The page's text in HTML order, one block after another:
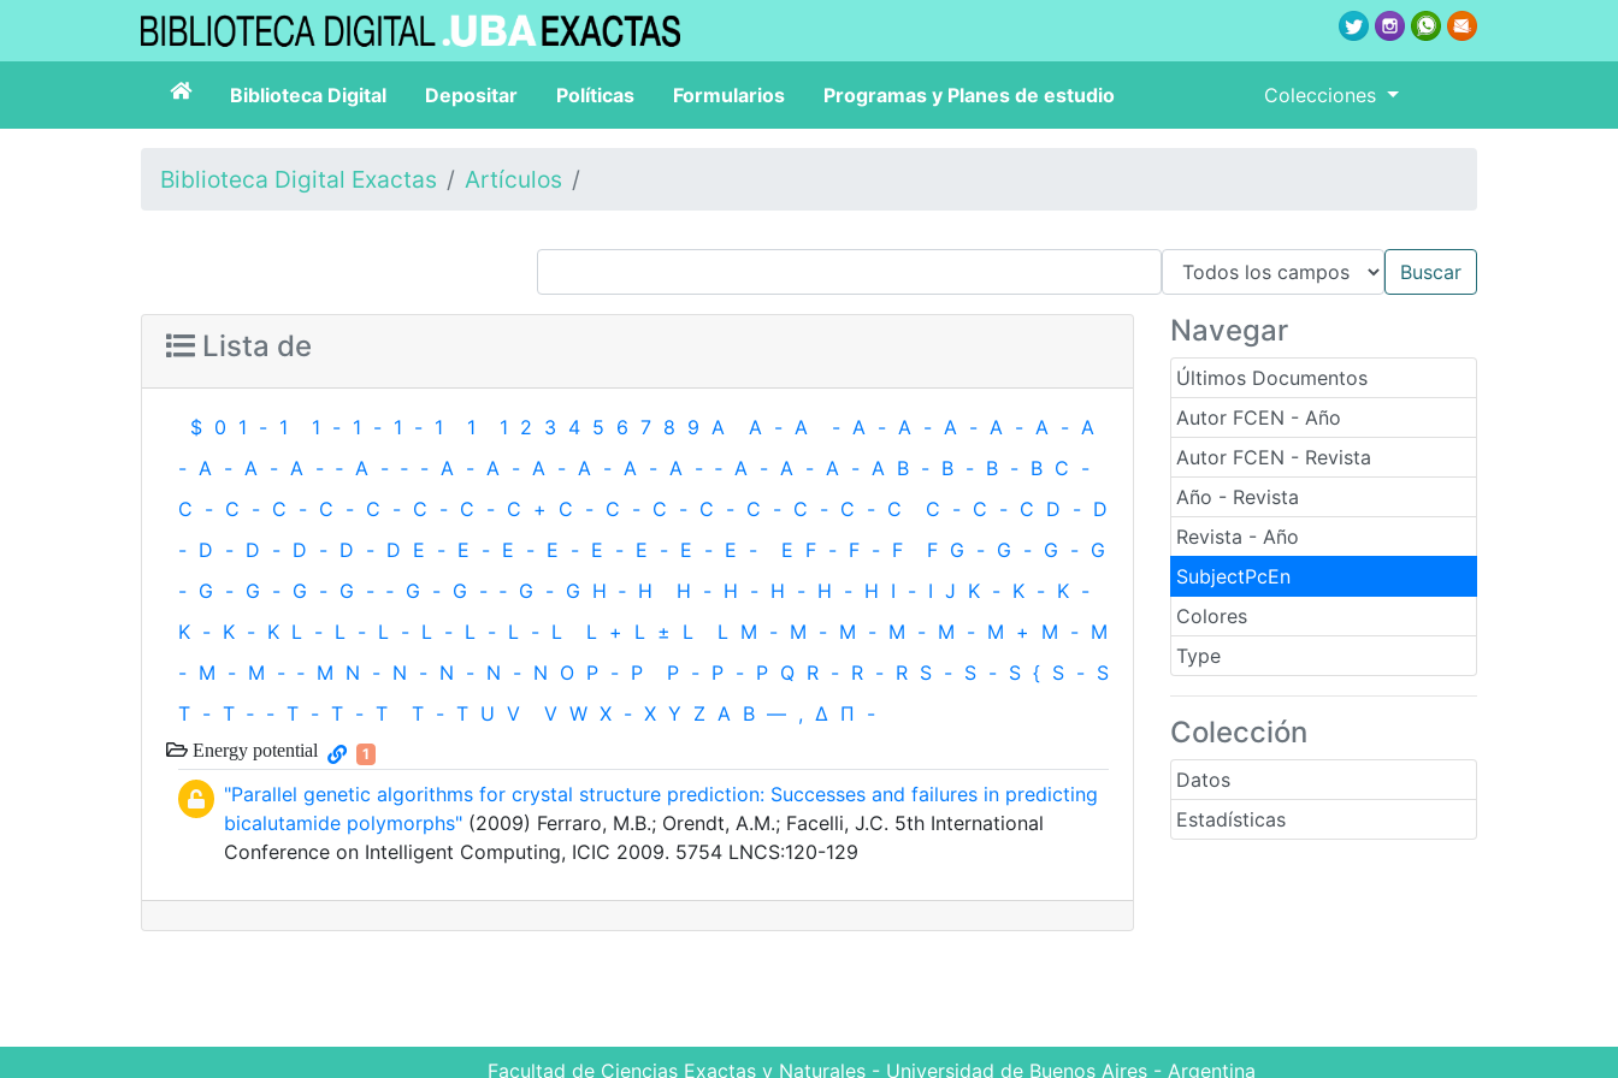
Biblioteca Digital Depositar Políticas Formularios Programas y Planes de estudio Colecciones
Biblioteca Digital Exactas Artículos
Navegar
Últimos Documentos
Autor FCEN - Año
Autor FCEN - Revista
Año - Revista
Revista - Año
SubjectPcEn
Colores
Type
Colección
Datos
Estadísticas
Lista de
$ 0 1 - 1 1 - 1 - 1 - 1 1 1 2 3 4 5 6 7 8 9 A A - A - A - A - A - A - A - A
- A - A - A - ‐ A - ‐ - A - A - A - A - A - A - ‐ A - A - A - A B - B - B - B C -
C - C - C - C - C - C - C - C + C - C - C - C - C - C - C - C C - C - C D - D
- D - D - D - D - D E - E - E - E - E - E - E - E - E F - F - F F G - G - G - G
- G - G - G - G - ‐ G - G - ‐ G - G H ‐ H H - H - H - H - H I - I J K - K - K -
K - K - K L - L - L - L - L - L - L L + L ± L L M - M - M - M - M - M + M - M
- M - M - ‐ M N - N - N - N - N O P - P P - P - P Q R - R - R S - S - S { S - S
T - T ‐ - T - T - T T - T U V V W X - X Y Z Α Β — , Δ Π -
Energy potential 1
"Parallel genetic algorithms for crystal structure prediction: Successes and failures in predicting
bicalutamide polymorphs" (2009) Ferraro, M.B.; Orendt, A.M.; Facelli, J.C. 5th International
Conference on Intelligent Computing, ICIC 2009. 5754 LNCS:120-129
Facultad de Ciencias Exactas y Naturales - Universidad de Buenos Aires - Argentina